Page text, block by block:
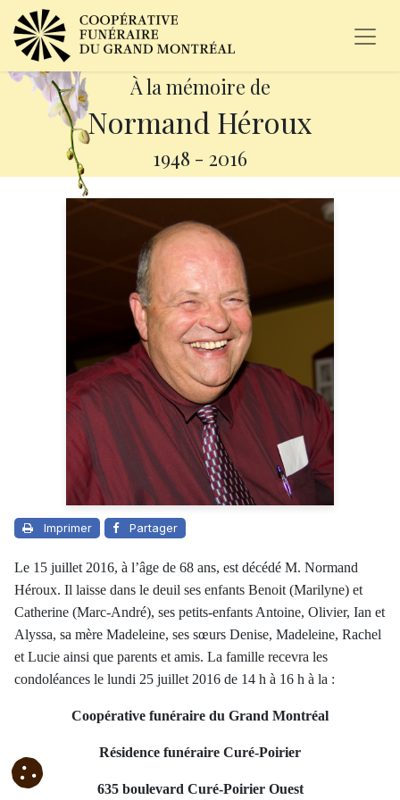
À la mémoire de
Normand Héroux
1948 - 2016
Imprimer Partager
Le 15 juillet 2016, à l’âge de 68 ans, est décédé M. Normand
Héroux. Il laisse dans le deuil ses enfants Benoit (Marilyne) et
Catherine (Marc-André), ses petits-enfants Antoine, Olivier, Ian et
Alyssa, sa mère Madeleine, ses sœurs Denise, Madeleine, Rachel
et Lucie ainsi que parents et amis. La famille recevra les
condoléances le lundi 25 juillet 2016 de 14 h à 16 h à la :
Coopérative funéraire du Grand Montréal
Résidence funéraire Curé-Poirier
635 boulevard Curé-Poirier Ouest